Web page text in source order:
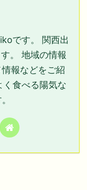
です。 関西出
。 地域の情報
報などをご紹
く食べる陽気な